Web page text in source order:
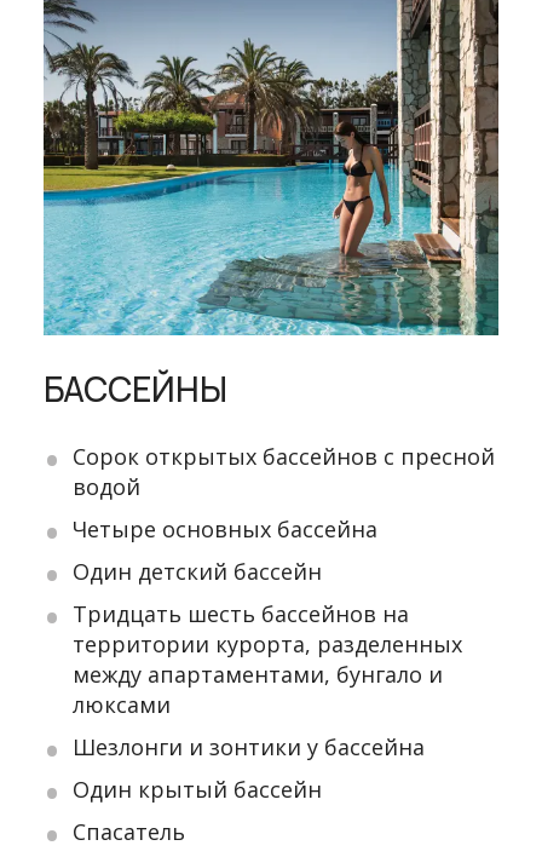
БАССЕЙНЫ
Сорок открытых бассейнов с пресной
водой
Четыре основных бассейна
Один детский бассейн
Тридцать шесть бассейнов на
территории курорта, разделенных
между апартаментами, бунгало и
люксами
Шезлонги и зонтики у бассейна
Один крытый бассейн
Спасатель